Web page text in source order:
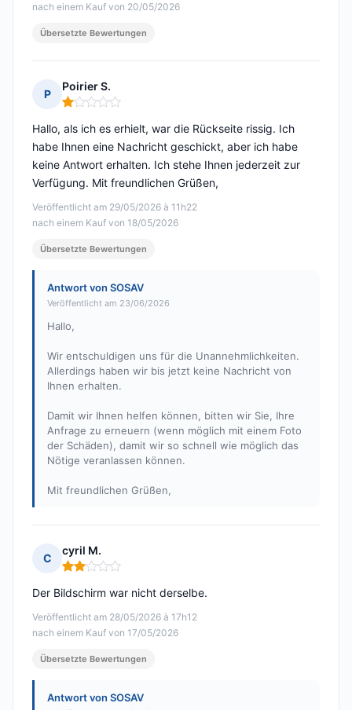
nach einem Kauf von 20/05/2026
Übersetzte Bewertungen
P
Poirier S.
Hinweis: 1 von 5
Veröffentlicht am 29/05/2026 à 11h22
nach einem Kauf von 18/05/2026
Hallo, als ich es erhielt, war die Rückseite rissig. Ich
habe Ihnen eine Nachricht geschickt, aber ich habe
keine Antwort erhalten. Ich stehe Ihnen jederzeit zur
Verfügung. Mit freundlichen Grüßen,
Übersetzte Bewertungen
Antwort von SOSAV
Veröffentlicht am 23/06/2026
Hallo,
Wir entschuldigen uns für die Unannehmlichkeiten.
Allerdings haben wir bis jetzt keine Nachricht von
Ihnen erhalten.
Damit wir Ihnen helfen können, bitten wir Sie, Ihre
Anfrage zu erneuern (wenn möglich mit einem Foto
der Schäden), damit wir so schnell wie möglich das
Nötige veranlassen können.
Mit freundlichen Grüßen,
C
cyril M.
Hinweis: 2 von 5
Veröffentlicht am 28/05/2026 à 17h12
nach einem Kauf von 17/05/2026
Der Bildschirm war nicht derselbe.
Übersetzte Bewertungen
Antwort von SOSAV